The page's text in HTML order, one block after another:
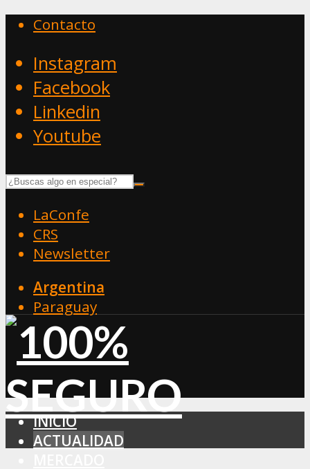
Contacto
Instagram
Facebook
Linkedin
Youtube
LaConfe
CRS
Newsletter
Argentina
Paraguay
INICIO
ACTUALIDAD